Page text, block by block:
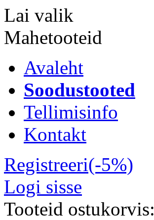
Lai valik
Mahetooteid
Avaleht
Soodustooted
Tellimisinfo
Kontakt
Registreeri(-5%)
Logi sisse
Tooteid ostukorvis: